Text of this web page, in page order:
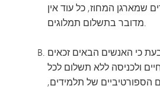
שמארגן המחוז, כל עוד אין
מדובר בתשלום תמלוגים.
כי האנשים הבאים זכאים
ולכניסה ללא תשלום לכל
הספורטיביים של תלמידים,